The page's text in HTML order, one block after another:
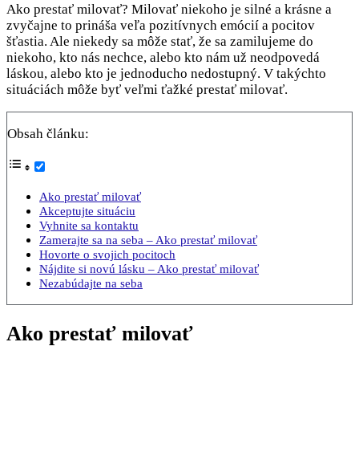
Ako prestať milovať? Milovať niekoho je silné a krásne a
zvyčajne to prináša veľa pozitívnych emócií a pocitov
šťastia. Ale niekedy sa môže stať, že sa zamilujeme do
niekoho, kto nás nechce, alebo kto nám už neodpovedá
láskou, alebo kto je jednoducho nedostupný. V takýchto
situáciách môže byť veľmi ťažké prestať milovať.
Obsah článku:
Ako prestať milovať
Akceptujte situáciu
Vyhnite sa kontaktu
Zamerajte sa na seba – Ako prestať milovať
Hovorte o svojich pocitoch
Nájdite si novú lásku – Ako prestať milovať
Nezabúdajte na seba
Ako prestať milovať